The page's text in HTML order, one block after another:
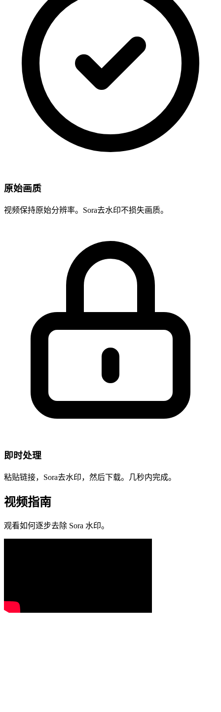
原始画质
视频保持原始分辨率。Sora去水印不损失画质。
即时处理
粘贴链接，Sora去水印，然后下载。几秒内完成。
视频指南
观看如何逐步去除 Sora 水印。